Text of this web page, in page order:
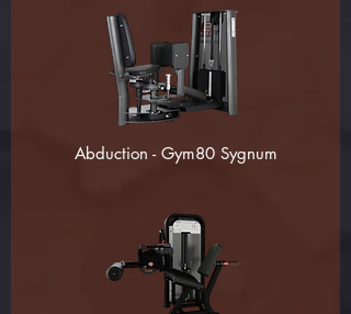
Abduction - Gym80 Sygnum